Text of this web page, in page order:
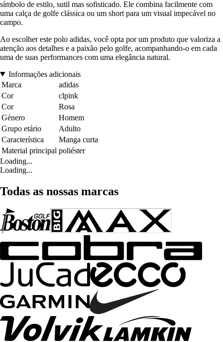
símbolo de estilo, sutil mas sofisticado. Ele combina facilmente com
uma calça de golfe clássica ou um short para um visual impecável no
campo.
Ao escolher este polo adidas, você opta por um produto que valoriza a
atenção aos detalhes e a paixão pelo golfe, acompanhando-o em cada
uma de suas performances com uma elegância natural.
Informações adicionais
Marca
adidas
Cor
clpink
Cor
Rosa
Género
Homem
Grupo etário
Adulto
Característica
Manga curta
Material principal poliéster
Loading...
Loading...
Todas as nossas marcas